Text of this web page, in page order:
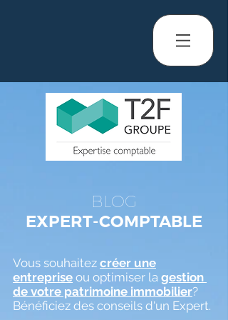
BLOG
EXPERT-COMPTABLE
Vous souhaitez créer une
entreprise ou optimiser la gestion
de votre patrimoine immobilier?
Bénéficiez des conseils d'un Expert.